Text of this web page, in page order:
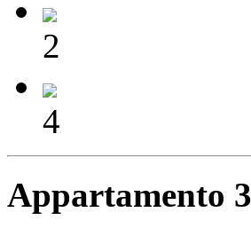
2
4
Appartamento 3